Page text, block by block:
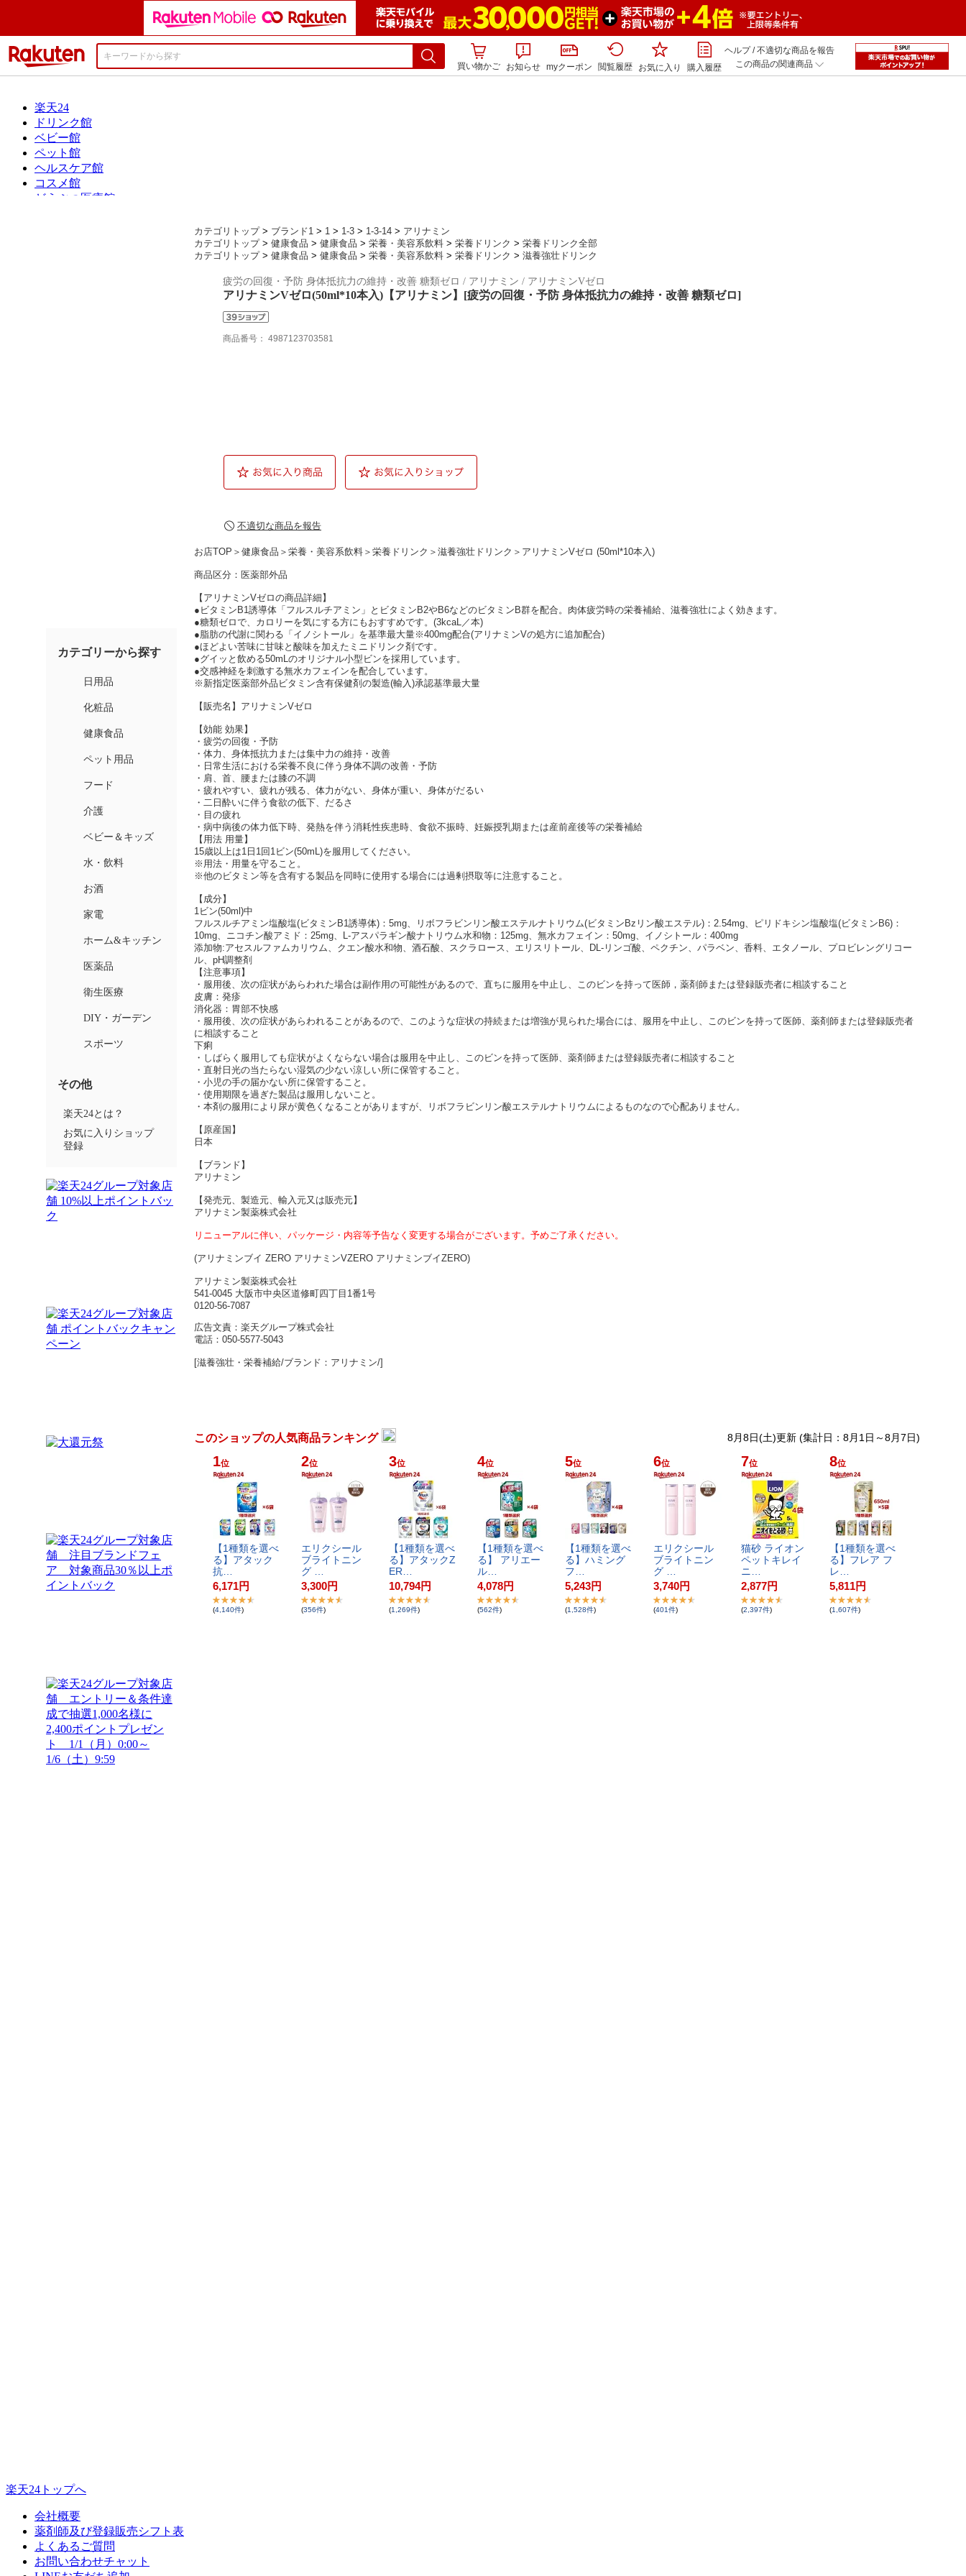
買い物かご
お知らせ myクーポン 閲覧履歴 お気に入り 購入履歴
ヘルプ/不適切な商品を報告
この商品の関連商品
カテゴリトップ> ブランド1 > 1 > 1-3 > 1-3-14 > アリナミン
カテゴリトップ> 健康食品 > 健康食品 > 栄養・美容系飲料 > 栄養ドリンク > 栄養ドリンク全部
カテゴリトップ> 健康食品 > 健康食品 > 栄養・美容系飲料 > 栄養ドリンク > 滋養強壮ドリンク
疲労の回復・予防 身体抵抗力の維持・改善 糖類ゼロ / アリナミン / アリナミンVゼロ
アリナミンVゼロ(50ml*10本入)【アリナミン】[疲労の回復・予防 身体抵抗力の維持・改善 糖類ゼロ]
商品番号： 4987123703581
不適切な商品を報告
お店TOP ＞ 健康食品 ＞ 栄養・美容系飲料 ＞ 栄養ドリンク ＞ 滋養強壮ドリンク ＞アリナミンVゼロ (50ml*10本入)
商品区分：医薬部外品
【アリナミンVゼロの商品詳細】
●ビタミンB1誘導体「フルスルチアミン」とビタミンB2やB6などのビタミンB群を配合。肉体疲労時の栄養補給、滋養強壮によく効きます。
●糖類ゼロで、カロリーを気にする方にもおすすめです。(3kcaL／本)
●脂肪の代謝に関わる「イノシトール」を基準最大量※400mg配合(アリナミンVの処方に追加配合)
●ほどよい苦味に甘味と酸味を加えたミニドリンク剤です。
●グイッと飲める50mLのオリジナル小型ビンを採用しています。
●交感神経を刺激する無水カフェインを配合しています。
※新指定医薬部外品ビタミン含有保健剤の製造(輸入)承認基準最大量
【販売名】アリナミンVゼロ
【効能 効果】
・疲労の回復・予防
・体力、身体抵抗力または集中力の維持・改善
・日常生活における栄養不良に伴う身体不調の改善・予防
・肩、首、腰または膝の不調
・疲れやすい、疲れが残る、体力がない、身体が重い、身体がだるい
・二日酔いに伴う食欲の低下、だるさ
・目の疲れ
・病中病後の体力低下時、発熱を伴う消耗性疾患時、食欲不振時、妊娠授乳期または産前産後等の栄養補給
【用法 用量】
15歳以上は1日1回1ビン(50mL)を服用してください。
※用法・用量を守ること。
※他のビタミン等を含有する製品を同時に使用する場合には過剰摂取等に注意すること。
【成分】
1ビン(50ml)中
フルスルチアミン塩酸塩(ビタミンB1誘導体)：5mg、リボフラビンリン酸エステルナトリウム(ビタミンBzリン酸エステル)：2.54mg、ピリドキシン塩酸塩(ビタミンB6)：
10mg、ニコチン酸アミド：25mg、L-アスパラギン酸ナトリウム水和物：125mg、無水カフェイン：50mg、イノシトール：400mg
添加物:アセスルファムカリウム、クエン酸水和物、酒石酸、スクラロース、エリスリトール、DL-リンゴ酸、ペクチン、パラベン、香料、エタノール、プロビレングリコー
ル、pH調整剤
【注意事項】
・服用後、次の症状があらわれた場合は副作用の可能性があるので、直ちに服用を中止し、このビンを持って医師，薬剤師または登録販売者に相談すること
皮膚：発疹
消化器：胃部不快感
・服用後、次の症状があらわれることがあるので、このような症状の持続または増強が見られた場合には、服用を中止し、このビンを持って医師、薬剤師または登録販売者
に相談すること
下痢
・しばらく服用しても症状がよくならない場合は服用を中止し、このビンを持って医師、薬剤師または登録販売者に相談すること
・直射日光の当たらない湿気の少ない涼しい所に保管すること。
・小児の手の届かない所に保管すること。
・使用期限を過ぎた製品は服用しないこと。
・本剤の服用により尿が黄色くなることがありますが、リボフラビンリン酸エステルナトリウムによるものなので心配ありません。
【原産国】
日本
【ブランド】
アリナミン
【発売元、製造元、輸入元又は販売元】
アリナミン製薬株式会社
リニューアルに伴い、パッケージ・内容等予告なく変更する場合がございます。予めご了承ください。
(アリナミンブイ ZERO アリナミンVZERO アリナミンブイZERO)
アリナミン製薬株式会社
541-0045 大阪市中央区道修町四丁目1番1号
0120-56-7087
広告文責：楽天グループ株式会社
電話：050-5577-5043
[滋養強壮・栄養補給/ブランド：アリナミン/]
このショップの人気商品ランキング 8月8日(土)更新 (集計日：8月1日～8月7日)
1位
【​1​種​類​を​選​べ​
る​】​ア​タ​ッ​ク​ ​
抗​…
6,171円
(4,140件)
2位
エ​リ​ク​シ​ー​ル​ ​
ブ​ラ​イ​ト​ニ​ン​
グ​ ​…
3,300円
(356件)
3位
【​1​種​類​を​選​べ​
る​】​ア​タ​ッ​ク​Z​
E​R​…
10,794円
(1,269件)
4位
【​1​種​類​を​選​べ​
る​】​ ​ア​リ​エ​ー​
ル​…
4,078円
(562件)
5位
【​1​種​類​を​選​べ​
る​】​ハ​ミ​ン​グ​
フ​…
5,243円
(1,528件)
6位
エ​リ​ク​シ​ー​ル​ ​
ブ​ラ​イ​ト​ニ​ン​
グ​ ​…
3,740円
(401件)
7位
猫​砂​ ​ラ​イ​オ​ン​ ​
ペ​ッ​ト​キ​レ​イ​
ニ​…
2,877円
(2,397件)
8位
【​1​種​類​を​選​べ​
る​】​フ​レ​ア​ ​フ​
レ​…
5,811円
(1,607件)